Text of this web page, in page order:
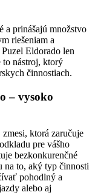
a prinášajú množstvo
riešeniam a
Eldorado len
to nástroj, ktorý
činnostiach.
– vysoko
ktorá zaručuje
pre vášho
bezkonkurenčné
na to, aký typ činnosti
pohodlný a
alebo aj